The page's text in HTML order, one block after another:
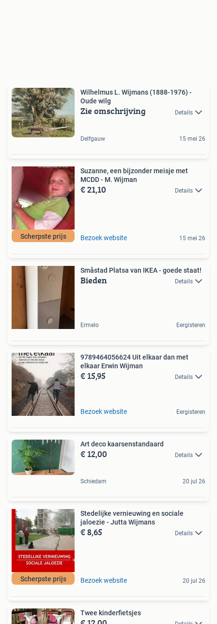
Wilhelmus L. Wijmans (1888-1976) -
Oude wilg
Zie omschrijving Details
Delfgauw 15 mei 26
Scherpste prijs
Suzanne, een bijzonder meisje met
MCDD - M. Wijman
€ 21,10 Details
Bezoek website 15 mei 26
Småstad Platsa van IKEA - goede staat!
Bieden Details
Ermelo Eergisteren
9789464056624 Uit elkaar dan met
elkaar Erwin Wijman
€ 15,95 Details
Bezoek website Eergisteren
Art deco kaarsenstandaard
€ 12,00 Details
Schiedam 20 jul 26
Scherpste prijs
Stedelijke vernieuwing en sociale
jaloezie - Jutta Wijmans
€ 8,65 Details
Bezoek website 20 jul 26
Twee kinderfietsjes